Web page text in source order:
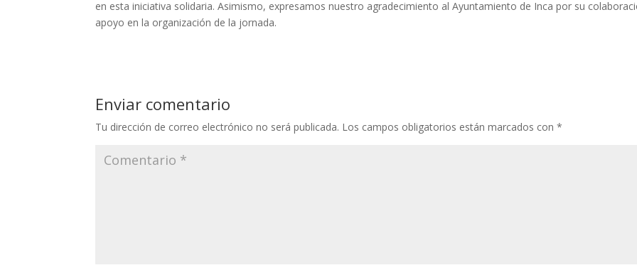
en esta iniciativa solidaria. Asimismo, expresamos nuestro agradecimiento al Ayuntamiento de Inca por su
apoyo en la organización de la jornada.
Enviar comentario
Tu dirección de correo electrónico no será publicada. Los campos obligatorios están marcados con*